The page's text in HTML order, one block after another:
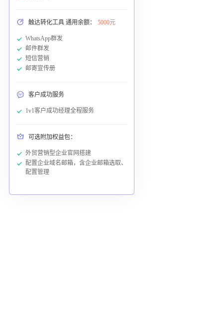
触达转化工具 通用余额： 5000元
WhatsApp群发
邮件群发
短信营销
邮寄宣传册
客户成功服务
1v1客户成功经理全程服务
可选附加权益包：
外贸营销型企业官网搭建
配置企业域名邮箱，含企业邮箱选取、
配置管理